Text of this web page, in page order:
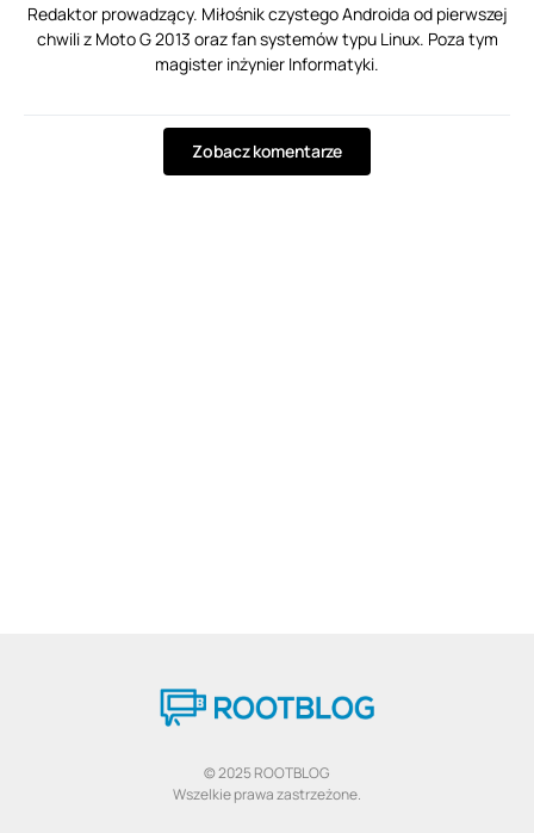
Redaktor prowadzący. Miłośnik czystego Androida od pierwszej
chwili z Moto G 2013 oraz fan systemów typu Linux. Poza tym
magister inżynier Informatyki.
Zobacz komentarze
© 2025 ROOTBLOG
Wszelkie prawa zastrzeżone.